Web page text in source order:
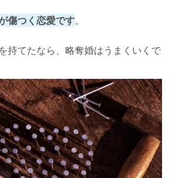
傷つく恋愛です。
持てたなら、略奪婚はうまくいくで